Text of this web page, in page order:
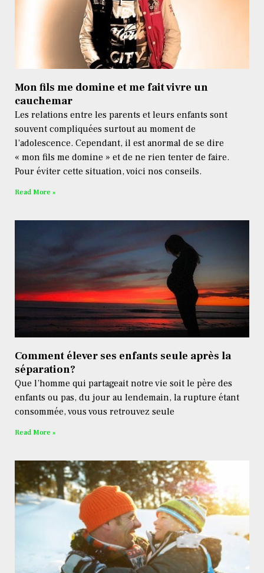
Mon fils me domine et me fait vivre un
cauchemar
Les relations entre les parents et leurs enfants sont
souvent compliquées surtout au moment de
l’adolescence. Cependant, il est anormal de se dire
« mon fils me domine » et de ne rien tenter de faire.
Pour éviter cette situation, voici nos conseils.
Read More »
Comment élever ses enfants seule après la
séparation?
Que l’homme qui partageait notre vie soit le père des
enfants ou pas, du jour au lendemain, la rupture étant
consommée, vous vous retrouvez seule
Read More »